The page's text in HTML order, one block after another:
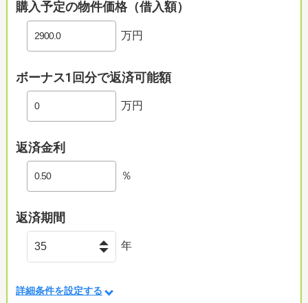
購入予定の物件価格（借入額）
万円
ボーナス1回分で返済可能額
万円
返済金利
％
返済期間
年
詳細条件を設定する